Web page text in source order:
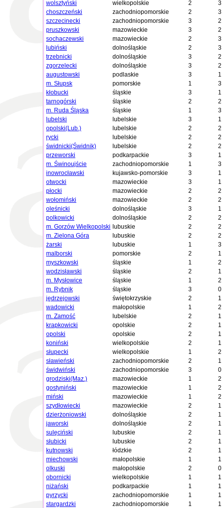
wolsztyński wielkopolskie 2
3
choszczeński
zachodniopomorskie 2
3
szczecinecki
zachodniopomorskie 3
2
pruszkowski
mazowieckie 3
2
sochaczewski
mazowieckie 2
3
lubiński
dolnośląskie 2
3
trzebnicki
dolnośląskie 3
2
zgorzelecki
dolnośląskie 3
2
augustowski
podlaskie 3
1
m. Słupsk
pomorskie 1
3
kłobucki
śląskie 3
1
tarnogórski
śląskie 2
2
m. Ruda Śląska
śląskie 1
3
lubelski
lubelskie 3
1
opolski(Lub.)
lubelskie 2
2
rycki
lubelskie 2
2
świdnicki(Świdnik)
lubelskie 2
2
przeworski
podkarpackie 3
1
m. Świnoujście
zachodniopomorskie 1
3
inowrocławski
kujawsko-pomorskie 3
1
otwocki
mazowieckie 3
1
płocki
mazowieckie 2
2
wołomiński
mazowieckie 2
2
oleśnicki
dolnośląskie 3
1
polkowicki
dolnośląskie 2
2
m. Gorzów Wielkopolski lubuskie 2
2
m. Zielona Góra
lubuskie 2
2
żarski
lubuskie 1
3
malborski
pomorskie 2
1
myszkowski
śląskie 1
2
wodzisławski
śląskie 2
1
m. Mysłowice
śląskie 1
2
m. Rybnik
śląskie 3
0
jędrzejowski
świętokrzyskie 2
1
wadowicki
małopolskie 1
2
m. Zamość
lubelskie 2
1
krapkowicki
opolskie 2
1
opolski
opolskie 2
1
koniński
wielkopolskie 2
1
słupecki
wielkopolskie 1
2
sławieński
zachodniopomorskie 2
1
świdwiński
zachodniopomorskie 3
0
grodziski(Maz.)
mazowieckie 1
2
gostyniński
mazowieckie 1
2
miński
mazowieckie 1
2
szydłowiecki
mazowieckie 2
1
dzierżoniowski
dolnośląskie 2
1
jaworski
dolnośląskie 2
1
sulęciński
lubuskie 2
1
słubicki
lubuskie 2
1
kutnowski
łódzkie 2
1
miechowski
małopolskie 1
1
olkuski
małopolskie 2
0
obornicki
wielkopolskie 1
1
niżański
podkarpackie 1
1
pyrzycki
zachodniopomorskie 1
1
stargardzki
zachodniopomorskie 1
1